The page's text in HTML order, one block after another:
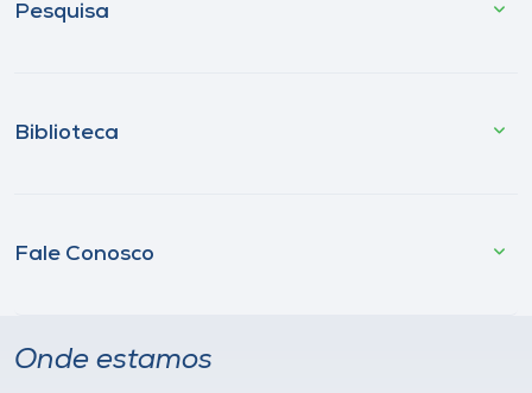
Pesquisa
Biblioteca
Fale Conosco
Onde estamos